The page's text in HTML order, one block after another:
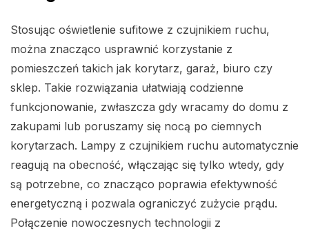
Stosując oświetlenie sufitowe z czujnikiem ruchu,
można znacząco usprawnić korzystanie z
pomieszczeń takich jak korytarz, garaż, biuro czy
sklep. Takie rozwiązania ułatwiają codzienne
funkcjonowanie, zwłaszcza gdy wracamy do domu z
zakupami lub poruszamy się nocą po ciemnych
korytarzach. Lampy z czujnikiem ruchu automatycznie
reagują na obecność, włączając się tylko wtedy, gdy
są potrzebne, co znacząco poprawia efektywność
energetyczną i pozwala ograniczyć zużycie prądu.
Połączenie nowoczesnych technologii z